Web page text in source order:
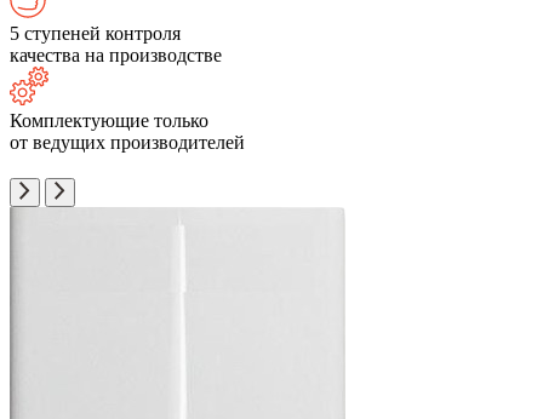
5 ступеней контроля
качества на производстве
Комплектующие только
от ведущих производителей